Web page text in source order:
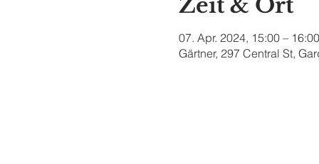
Zeit & Ort
07. Apr. 2024, 15:00 – 16:00
Gärtner, 297 Central St,